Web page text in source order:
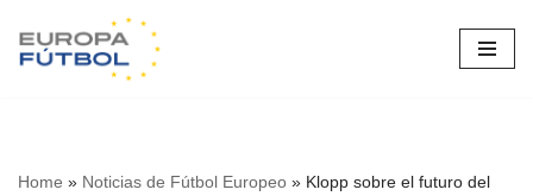
Saltar
Home » Noticias de Fútbol Europeo » Klopp sobre el futuro del